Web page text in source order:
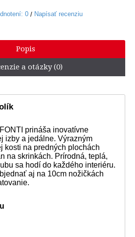
0 / Napísať recenziu
Popis
a otázky (0)
prináša inovatívne
izby a jedálne. Výrazným
kosti na predných plochách
na skrinkách. Prírodná, teplá,
sa hodí do každého interiéru.
aj na 10cm nožičkách